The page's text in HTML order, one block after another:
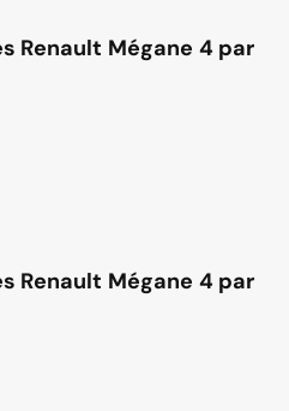
Renault Mégane 4 par
Renault Mégane 4 par